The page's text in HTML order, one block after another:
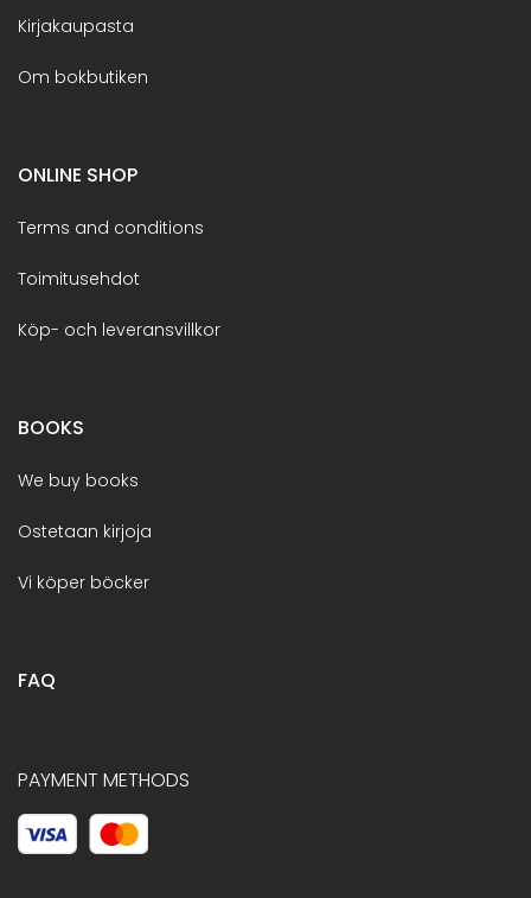
Kirjakaupasta
Om bokbutiken
ONLINE SHOP
Terms and conditions
Toimitusehdot
Köp- och leveransvillkor
BOOKS
We buy books
Ostetaan kirjoja
Vi köper böcker
FAQ
PAYMENT METHODS